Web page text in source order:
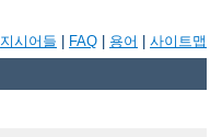
지시어들 FAQ 용어 사이트맵